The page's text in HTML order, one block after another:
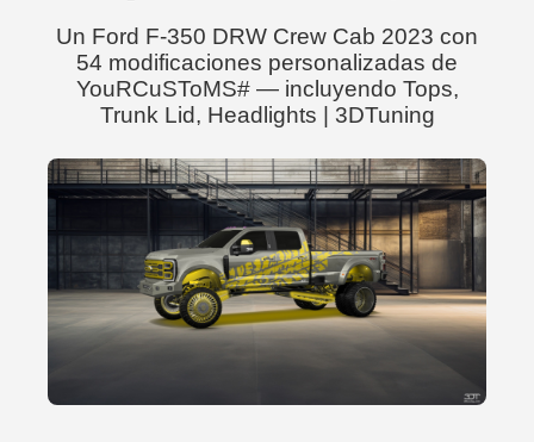
Un Ford F-350 DRW Crew Cab 2023 con
54 modificaciones personalizadas de
YouRCuSToMS# — incluyendo Tops,
Trunk Lid, Headlights | 3DTuning